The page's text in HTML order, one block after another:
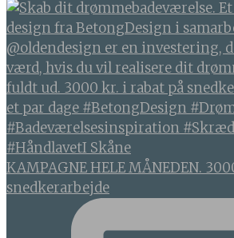
KAMPAGNE HELE MÅNEDEN.
snedkerarbejde